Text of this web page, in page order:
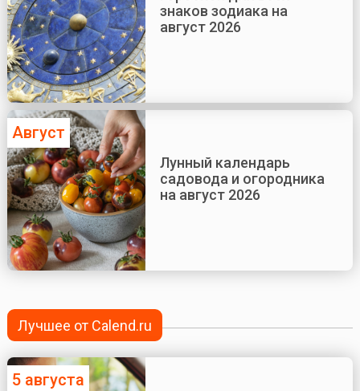
знаков зодиака на
август 2026
Август
Лунный календарь
садовода и огородника
на август 2026
Лучшее от Calend.ru
5 августа